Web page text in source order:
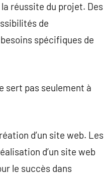
réussite du projet. Des
de
spécifiques de
sert pas seulement à
d’un site web. Les
d’un site web
le succès dans